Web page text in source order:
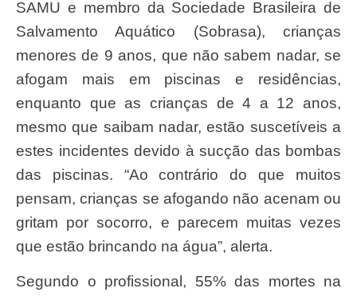
SAMU e membro da Sociedade Brasileira de
Salvamento Aquático (Sobrasa), crianças
menores de 9 anos, que não sabem nadar, se
afogam mais em piscinas e residências,
enquanto que as crianças de 4 a 12 anos,
mesmo que saibam nadar, estão suscetíveis a
estes incidentes devido à sucção das bombas
das piscinas. “Ao contrário do que muitos
pensam, crianças se afogando não acenam ou
gritam por socorro, e parecem muitas vezes
que estão brincando na água”, alerta.
Segundo o profissional, 55% das mortes na